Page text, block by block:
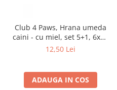
Club 4 Paws, Hrana umeda
caini - cu miel, set 5+1, 6x80
g
12,50 Lei
ADAUGA IN COS